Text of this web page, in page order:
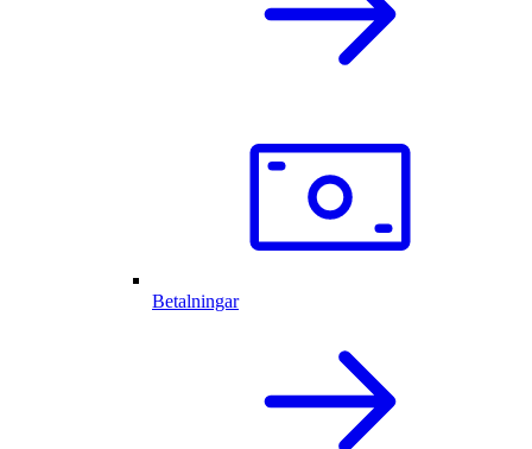
Betalningar